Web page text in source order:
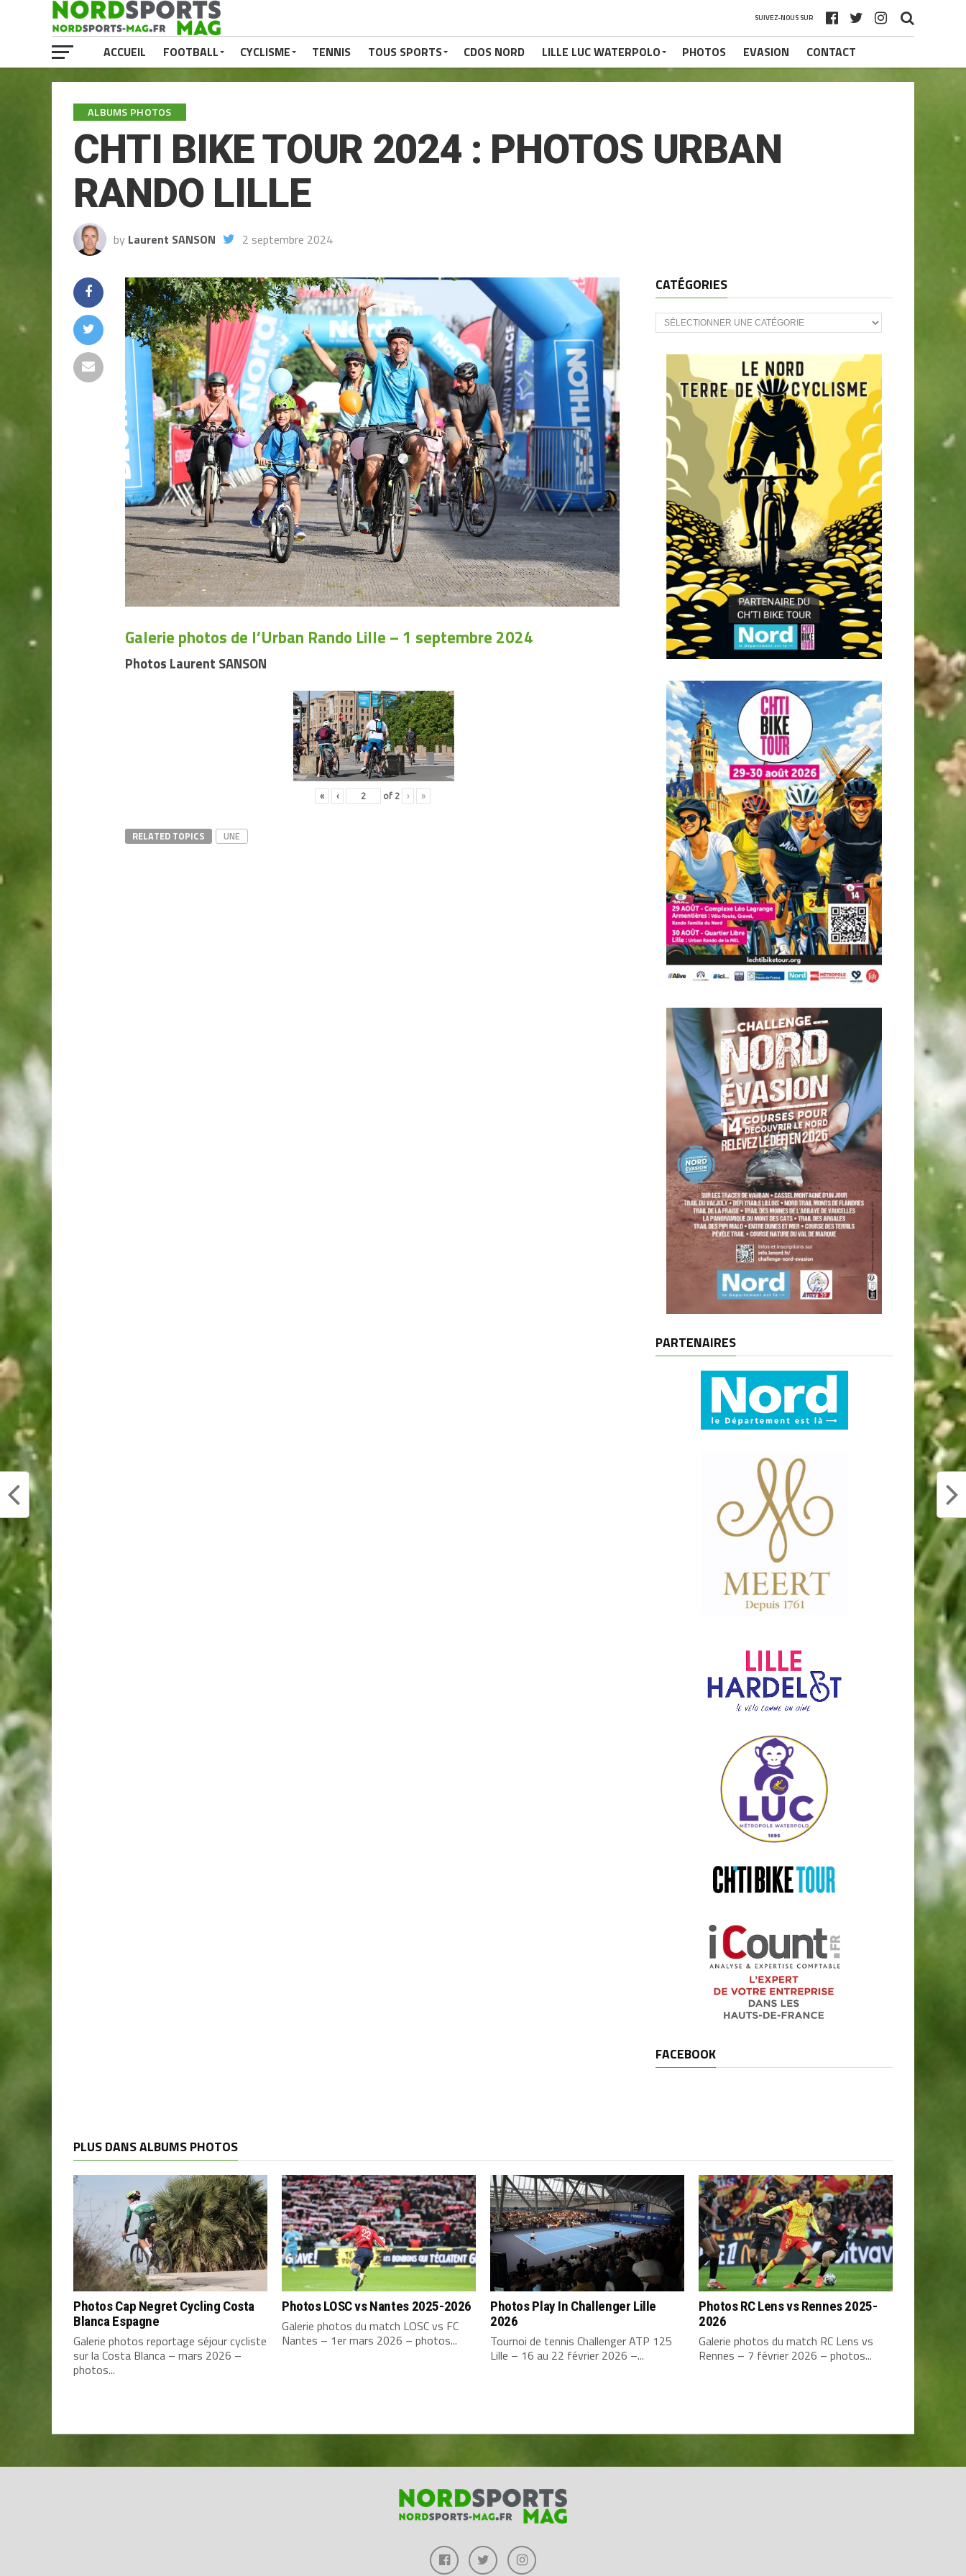
SUIVEZ-NOUS SUR
ACCUEIL FOOTBALL CYCLISME TENNIS TOUS SPORTS CDOS NORD LILLE LUC WATERPOLO PHOTOS EVASION CONTACT
ALBUMS PHOTOS
CHTI BIKE TOUR 2024 : PHOTOS URBAN
RANDO LILLE
by Laurent SANSON 2 septembre 2024
Galerie photos de l’Urban Rando Lille – 1 septembre 2024
Photos Laurent SANSON
« ‹ of 2 › »
RELATED TOPICS UNE
CATÉGORIES
CATÉGORIES
PARTENAIRES
FACEBOOK
PLUS DANS ALBUMS PHOTOS
Photos Cap Negret Cycling Costa
Blanca Espagne
Galerie photos reportage séjour cycliste
sur la Costa Blanca – mars 2026 –
photos...
Photos LOSC vs Nantes 2025-2026
Galerie photos du match LOSC vs FC
Nantes – 1er mars 2026 – photos...
Photos Play In Challenger Lille
2026
Tournoi de tennis Challenger ATP 125
Lille – 16 au 22 février 2026 –...
Photos RC Lens vs Rennes 2025-
2026
Galerie photos du match RC Lens vs
Rennes – 7 février 2026 – photos...